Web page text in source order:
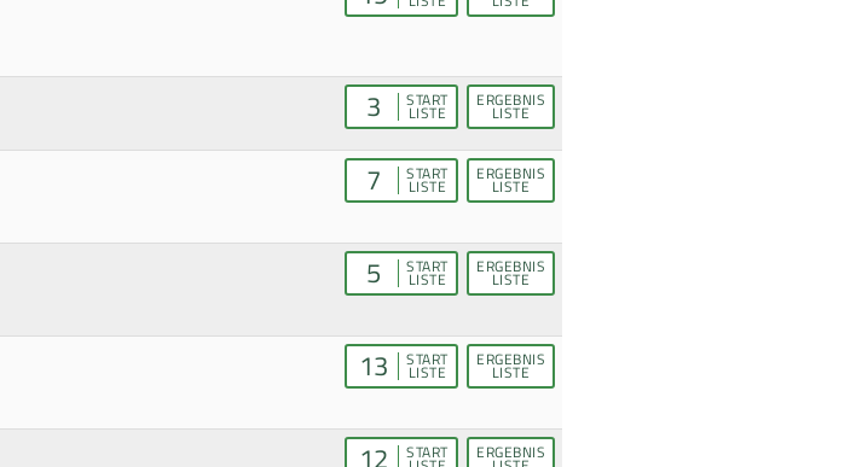
3 START
LISTE
ERGEBNIS
LISTE
7 START
LISTE
ERGEBNIS
LISTE
5 START
LISTE
ERGEBNIS
LISTE
13 START
LISTE
ERGEBNIS
LISTE
12 START ERGEBNIS